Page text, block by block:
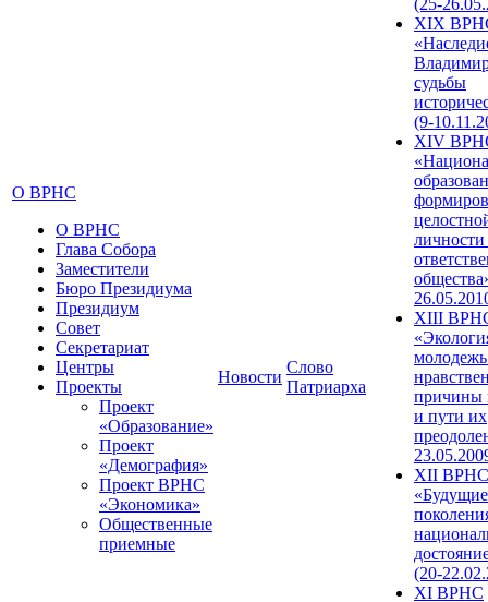
О ВРНС
О ВРНС
Глава Собора
Заместители
Бюро Президиума
Президиум
Совет
Секретариат
Центры
Проекты
Проект
«Образование»
Проект
«Демография»
Проект ВРНС
«Экономика»
Общественные
приемные
Новости
Слово
Патриарха
(25-
XIX
судьбы
(9-
XIV
XIII
причины
и пути их
XII ВРНС
«Будущие
(20-
XI ВРНС